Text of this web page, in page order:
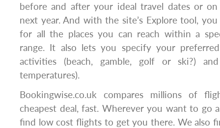
before and after your ideal travel dates or
next year. And with the site’s Explore tool,
for all the places you can reach within a
range. It also lets you specify your
activities (beach, gamble, golf or ski?)
temperatures).
Bookingwise.co.uk compares millions of
cheapest deal, fast. Wherever you want to go
find low cost flights to get you there. We also